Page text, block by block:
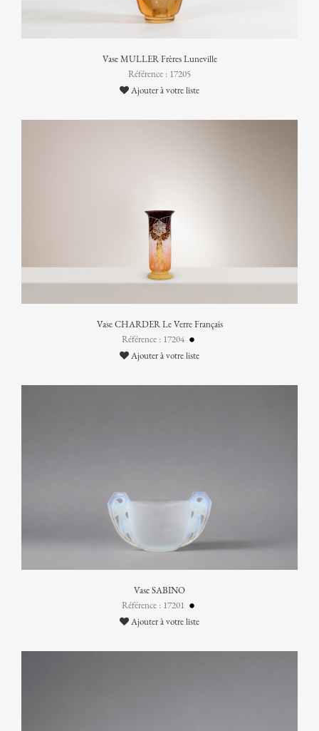
Vase MULLER Frères Luneville
Référence : 17205
Ajouter à votre liste
Vase CHARDER Le Verre Français
Référence : 17204
Ajouter à votre liste
Vase SABINO
Référence : 17201
Ajouter à votre liste